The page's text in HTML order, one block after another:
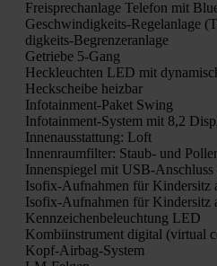
Frei­sprech­an­la­ge Tele­fon mit
Geschwin­dig­keits-Regel­an­la­ge
dig­keits-Begren­zer­an­la­ge
Getrie­be 5‑Gang
Heck­leuch­ten LED mit
Heck­schei­be heiz­bar
Info­tain­ment-Paket Swing
Info­tain­ment-Sys­tem mit 8,2
Innen­aus­stat­tung: Loft
Innen­raum­fil­ter: Staub- und
Innen­spie­gel mit USB-
Iso­fix-Auf­nah­men für Kin­der­sitz
Iso­fix-Auf­nah­men für Kin­der­sitz
Kenn­zei­chen­be­leuch­tung LED
Kom­bi­in­stru­ment digi­tal (vir­tu­al
Kopf-Air­bag-Sys­tem